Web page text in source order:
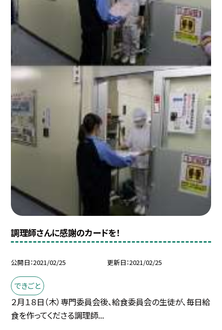
調理師さんに感謝のカードを！
公開日 2021/02/25 更新日 2021/02/25
できごと
２月１８日（木）専門委員会後、給食委員会の生徒が、毎日給
食を作ってくださる調理師...